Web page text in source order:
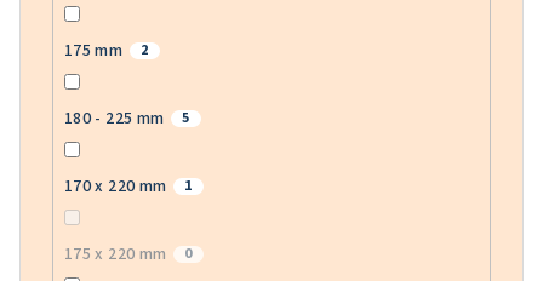
175 mm 2
180 - 225 mm 5
170 x 220 mm 1
175 x 220 mm 0